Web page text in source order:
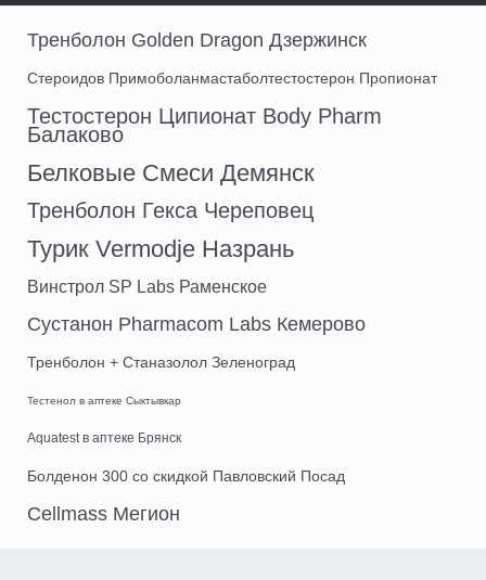
Тренболон Golden Dragon Дзержинск
Стероидов Примоболанмастаболтестостерон Пропионат
Тестостерон Ципионат Body Pharm
Балаково
Белковые Смеси Демянск
Тренболон Гекса Череповец
Турик Vermodje Назрань
Винстрол SP Labs Раменское
Сустанон Pharmacom Labs Кемерово
Тренболон + Станазолол Зеленоград
Тестенол в аптеке Сыктывкар
Aquatest в аптеке Брянск
Болденон 300 со скидкой Павловский Посад
Cellmass Мегион